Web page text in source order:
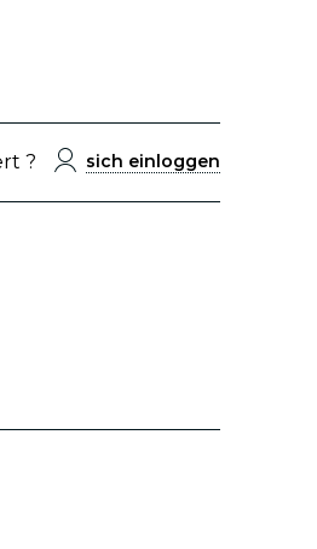
? sich einloggen